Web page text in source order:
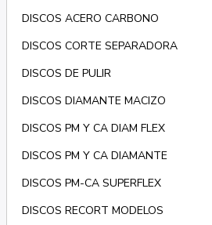
DISCOS ACERO CARBONO
DISCOS CORTE SEPARADORA
DISCOS DE PULIR
DISCOS DIAMANTE MACIZO
DISCOS PM Y CA DIAM FLEX
DISCOS PM Y CA DIAMANTE
DISCOS PM-CA SUPERFLEX
DISCOS RECORT MODELOS